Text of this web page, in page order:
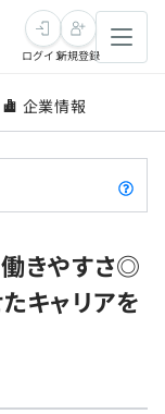
ログイン新規登録
企業情報
働きやすさ◎
キャリアを